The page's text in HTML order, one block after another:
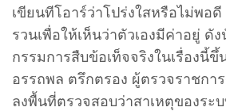
เขียนทีโอาร์ว่าโปร่งใสหรือไม่พอ
รวนเพื่อให้เห็นว่าตัวเองมีค่าอยู่ ดั
กรรมการสืบข้อเท็จจริงในเรื่องนี้
อรรถพล ตรึกตรอง ผู้ตรวจราชกา
ลงพื้นที่ตรวจสอบว่าสาเหตุของระ